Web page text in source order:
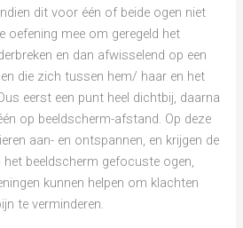
dit voor één of beide ogen niet
oefening mee om geregeld het
en dan afwisselend op een
die zich tussen hem/ haar en het
eerst een punt heel dichtbij, daarna
op beeldscherm-afstand. Op deze
aan- en ontspannen, en krijgen de
beeldscherm gefocuste ogen,
kunnen helpen om klachten
te verminderen.